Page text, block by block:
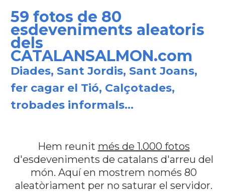
59 fotos de 80
esdeveniments aleatoris
dels
CATALANSALMON.com
Diades, Sant Jordis, Sant Joans,
fer cagar el Tió, Calçotades,
trobades informals...
Hem reunit més de 1.000 fotos
d'esdeveniments de catalans d'arreu del
món. Aquí en mostrem només 80
aleatòriament per no saturar el servidor.